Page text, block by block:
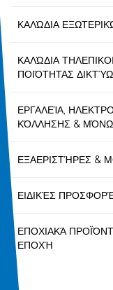
ΚΑΛΏΔΙΑ
ΚΑΛΏΔΙΑ
ΠΟΙΌΤΗΤΑΣ
ΕΡΓΑΛΕΊΑ,
ΚΌΛΛΗΣΗΣ &
ΕΞΑΕΡΙΣΤΉΡΕΣ &
ΕΙΔΙΚΈΣ
ΕΠΟΧΙΑΚΆ
ΕΠΟΧΉ